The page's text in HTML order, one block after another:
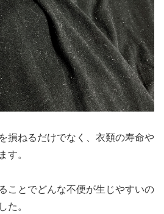
損ねるだけでなく、衣類の寿命や
す。
ことでどんな不便が生じやすいの
た。